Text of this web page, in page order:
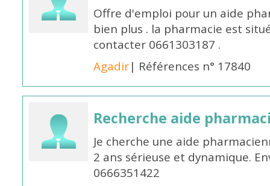
Offre d'emploi pour un aide
bien plus . la pharmacie est
contacter 0661303187 .
Agadir| Références n° 17840
Recherche aide
Je cherche une aide
2 ans sérieuse et dynamique.
0666351422